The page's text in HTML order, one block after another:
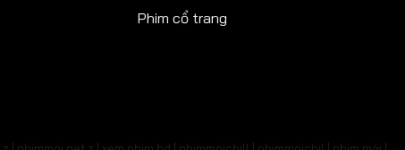
Phim cổ trang